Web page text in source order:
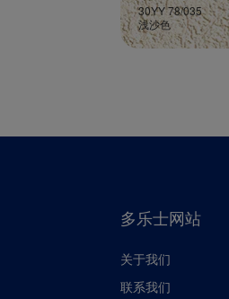
30YY 78/035
浅沙色
多乐士网站
关于我们
联系我们